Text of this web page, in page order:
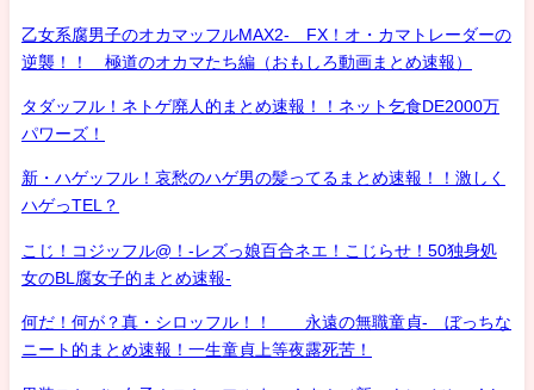
乙女系腐男子のオカマッフルMAX2- FX！オ・カマトレーダーの
逆襲！！ 極道のオカマたち編（おもしろ動画まとめ速報）
タダッフル！ネトゲ廃人的まとめ速報！！ネット乞食DE2000万
パワーズ！
新・ハゲッフル！哀愁のハゲ男の髪ってるまとめ速報！！激しく
ハゲっTEL？
こじ！コジッフル@！-レズっ娘百合ネエ！こじらせ！50独身処
女のBL腐女子的まとめ速報-
何だ！何が？真・シロッフル！！ 永遠の無職童貞- ぼっちな
ニート的まとめ速報！一生童貞上等夜露死苦！